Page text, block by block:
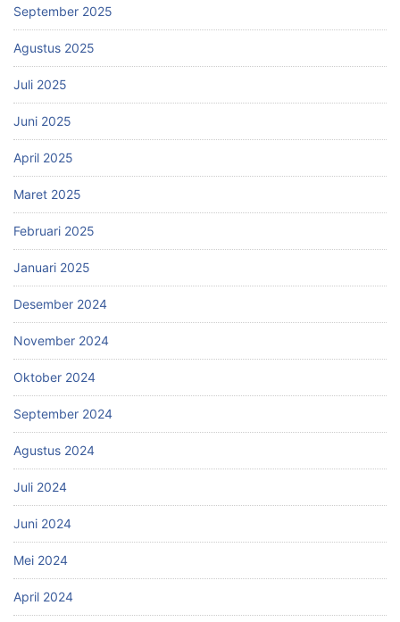
September 2025
Agustus 2025
Juli 2025
Juni 2025
April 2025
Maret 2025
Februari 2025
Januari 2025
Desember 2024
November 2024
Oktober 2024
September 2024
Agustus 2024
Juli 2024
Juni 2024
Mei 2024
April 2024